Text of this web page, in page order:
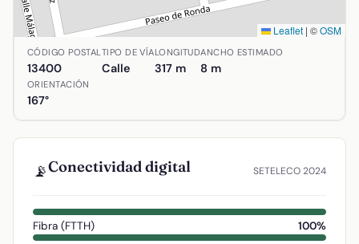
Leaflet | ©OSM
Ubicación de Calle de Alfonso XII en Almadén, Ciudad
CÓDIGO POSTAL
13400
TIPO DE VÍA
Calle
LONGITUD
317 m
ANCHO ESTIMADO
8 m
ORIENTACIÓN
167°
📡Conectividad digital SETELECO 2024
Fibra (FTTH)
100%